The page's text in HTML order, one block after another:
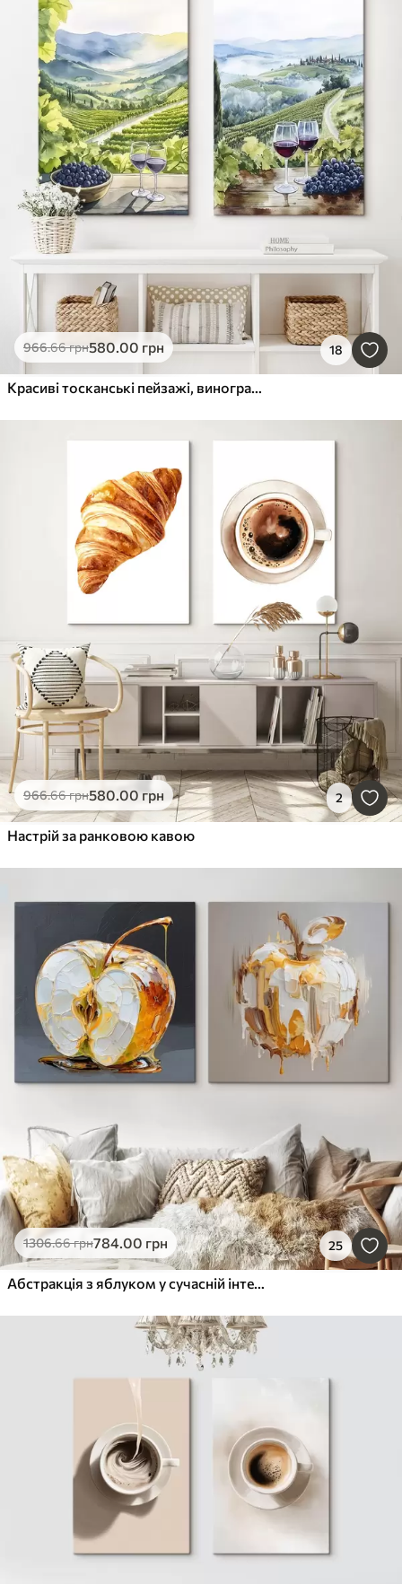
966.66грн580.00 грн 18
Красиві тосканські пейзажі, виноградники, келихи для вина, акварельний стиль, Італія
966.66грн580.00грн 2
Настрій за ранковою кавою
1306.66грн784.00 грн 25
Абстракція з яблуком у сучасній інтерпретації